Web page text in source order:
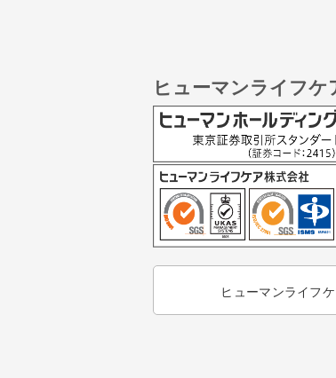
ヒューマンライフ
ヒューマンライフ